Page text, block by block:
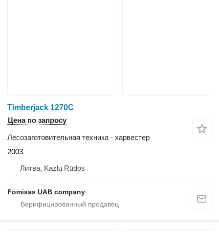
Timberjack 1270C
Цена по запросу
Лесозаготовительная техника - харвестер
2003
Литва, Kazlų Rūdos
Fomisas UAB company